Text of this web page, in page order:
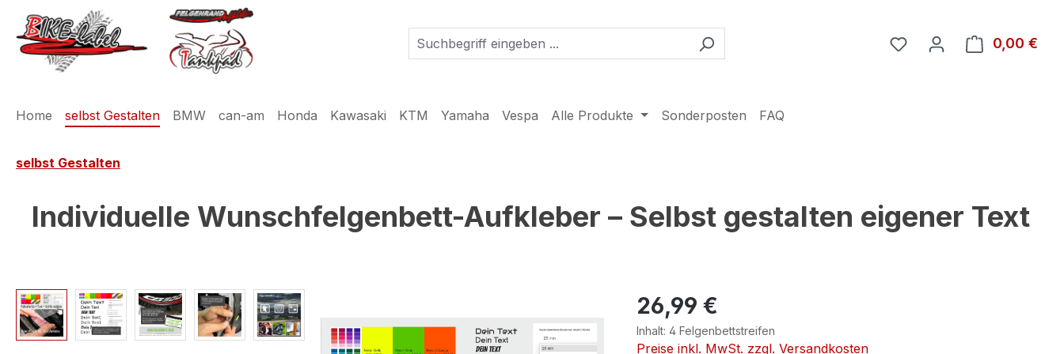
Hauptinhalt springen
Zur Suche springen
Zur Hauptnavigation springen
Du hast 0 Produkte auf
0,00 €
Home selbst Gestalten BMW can-am Honda Kawasaki KTM Yamaha Vespa Alle Produkte Sonderposten FAQ
selbst Gestalten
Individuelle Wunschfelgenbett-Aufkleber – Selbst gestalten eigener Text
Bildergalerie überspringen 26,99 €
Inhalt: 4 Felgenbettstreifen
Preise inkl. MwSt. zzgl. Versandkosten